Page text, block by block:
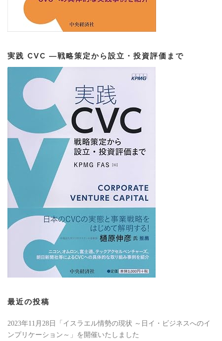
実践 CVC ―戦略策定から設立・投資評価まで
最近の投稿
2023年11月28日「イスラエル情勢の現状 ～日イ・ビジネスへのイ
ンプリケーション～」を開催いたしました